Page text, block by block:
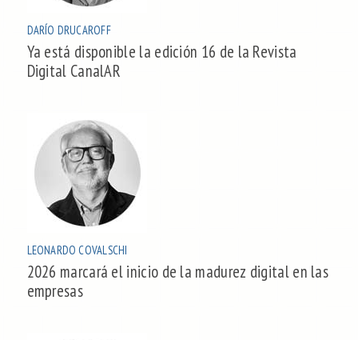
DARÍO DRUCAROFF
Ya está disponible la edición 16 de la Revista
Digital CanalAR
LEONARDO COVALSCHI
2026 marcará el inicio de la madurez digital en las
empresas